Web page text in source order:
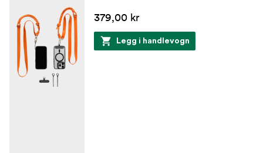
379,00 kr
Legg i handlevogn